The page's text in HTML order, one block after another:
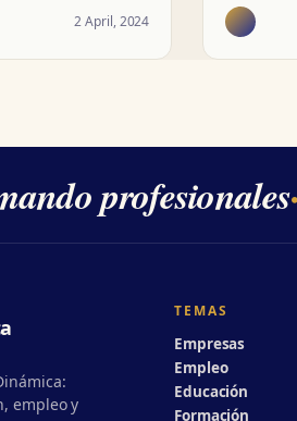
2 April, 2024
profesionales·
empleo y
TEMAS
Empresas
Empleo
Educación
Formación